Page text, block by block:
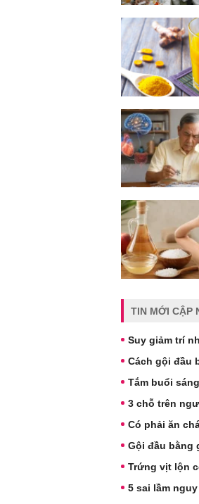
TIN MỚI CẬP
Suy giảm trí
Cách gội đầu
Tắm buổi
3 chỗ trên
Có phải ăn
Gội đầu bằng
Trứng vịt lộn
5 sai lầm